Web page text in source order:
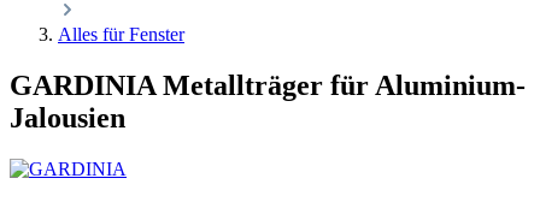
Alles für Fenster
GARDINIA Metallträger für Aluminium-
Jalousien